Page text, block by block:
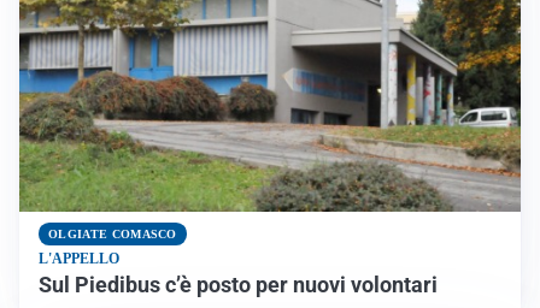
OLGIATE COMASCO
L'APPELLO
Sul Piedibus c’è posto per nuovi volontari